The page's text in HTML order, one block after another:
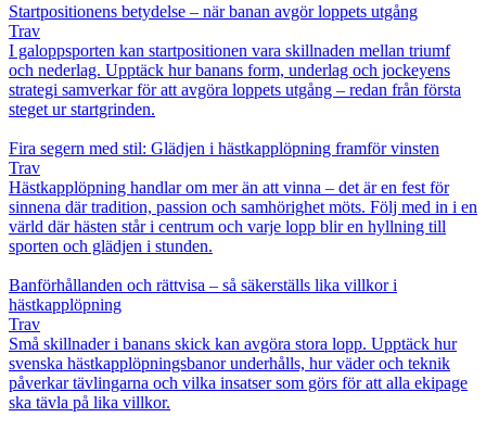
Startpositionens betydelse – när banan avgör loppets utgång
Trav
I galoppsporten kan startpositionen vara skillnaden mellan triumf
och nederlag. Upptäck hur banans form, underlag och jockeyens
strategi samverkar för att avgöra loppets utgång – redan från första
steget ur startgrinden.
Fira segern med stil: Glädjen i hästkapplöpning framför vinsten
Trav
Hästkapplöpning handlar om mer än att vinna – det är en fest för
sinnena där tradition, passion och samhörighet möts. Följ med in i en
värld där hästen står i centrum och varje lopp blir en hyllning till
sporten och glädjen i stunden.
Banförhållanden och rättvisa – så säkerställs lika villkor i
hästkapplöpning
Trav
Små skillnader i banans skick kan avgöra stora lopp. Upptäck hur
svenska hästkapplöpningsbanor underhålls, hur väder och teknik
påverkar tävlingarna och vilka insatser som görs för att alla ekipage
ska tävla på lika villkor.